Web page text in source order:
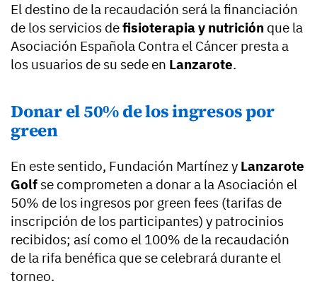
El destino de la recaudación será la financiación
de los servicios defisioterapia y nutrición que la
Asociación Española Contra el Cáncer presta a
los usuarios de su sede en Lanzarote.
Donar el 50% de los ingresos por
green
En este sentido, Fundación Martínez y Lanzarote
Golf se comprometen a donar a la Asociación el
50% de los ingresos por green fees (tarifas de
inscripción de los participantes) y patrocinios
recibidos; así como el 100% de la recaudación
de la rifa benéfica que se celebrará durante el
torneo.